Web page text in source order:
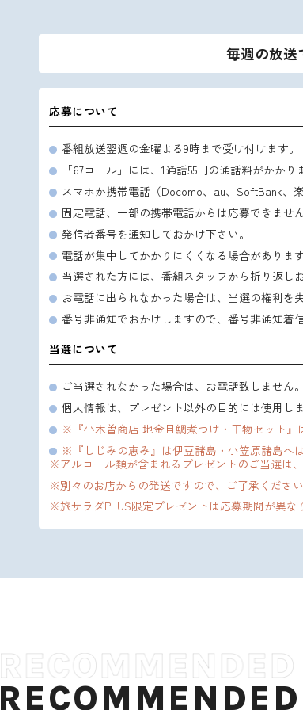
毎週の放送
応募について
番組放送翌週の金曜よる9時まで受け付けます。
「67コール」には、1通話55円の通話料がかかり
スマホか携帯電話（Docomo、au、SoftBank、
固定電話、一部の携帯電話からは応募できません
発信者番号を通知しておかけ下さい。
電話が集中してかかりにくくなる場合がありま
当選された方には、番組スタッフから折り返し
お電話に出られなかった場合は、当選の権利
番号非通知でおかけしますので、番号非通知着
当選について
ご当選されなかった場合は、お電話致しません。
個人情報は、プレゼント以外の目的には使用しま
※『小木曽商店 地金目鯛煮つけ・干物セット
※『しじみの恵み』は伊豆諸島・小笠原諸島へ
※アルコール類が含まれるプレゼントのご当選は
※別々のお店からの発送ですので、ご了承ください
※旅サラダPLUS限定プレゼントは応募期間が異な
RECOMMENDED